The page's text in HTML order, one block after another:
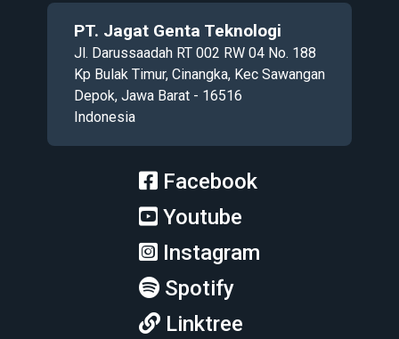
PT. Jagat Genta Teknologi
Jl. Darussaadah RT 002 RW 04 No. 188
Kp Bulak Timur, Cinangka, Kec Sawangan
Depok, Jawa Barat - 16516
Indonesia
Facebook
Youtube
Instagram
Spotify
Linktree